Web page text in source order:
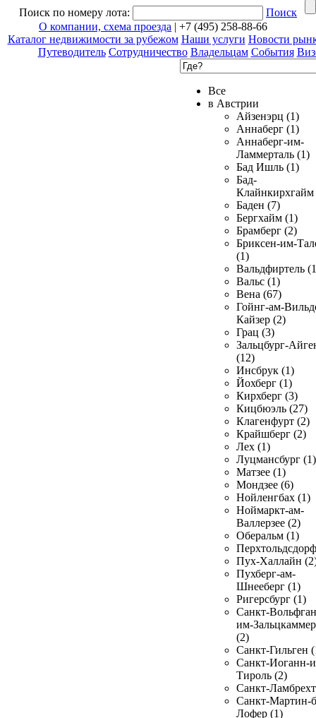
Поиск по номеру лота:
Поиск
О компании, схема проезда | +7 (495) 258-88-66
Каталог недвижимости за рубежом Наши услуги Новости
Путеводитель Сотрудничество Владельцам События
Все
в Австрии
Айзенэрц (1)
Аннаберг (1)
Аннаберг-им-
Ламмерталь (1)
Бад Ишль (1)
Бад-
Клайнкирхгайм
Баден (7)
Бергхайм (1)
Брамберг (2)
Бриксен-им-
(1)
Вальдфиртель
Вальс (1)
Вена (67)
Гойнг-ам-
Кайзер (2)
Грац (3)
Зальцбург-
(12)
Инсбрук (1)
Йохберг (1)
Кирхберг (3)
Кицбюэль (27)
Клагенфурт (2)
Крайшберг (2)
Лех (1)
Луцмансбург (1)
Матзее (1)
Мондзее (6)
Нойленгбах (1)
Ноймаркт-ам-
Валлерзее (2)
Оберальм (1)
Пух-Халлайн
Пухберг-ам-
Шнееберг (1)
Ригерсбург (1)
Санкт-
им-
(2)
Санкт-Гильген
Санкт-Иоганн-
Тироль (2)
Санкт-
Санкт-Мартин-
Лофер (1)